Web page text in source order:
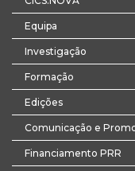
Equipa
Investigação
Formação
Edições
Comunicação e
Financiamento PRR